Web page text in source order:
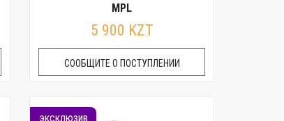
MPL
5 900 KZT
СООБЩИТЕ О ПОСТУПЛЕНИИ
эксклюзив